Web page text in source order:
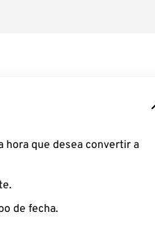
hora que desea convertir a
de fecha.